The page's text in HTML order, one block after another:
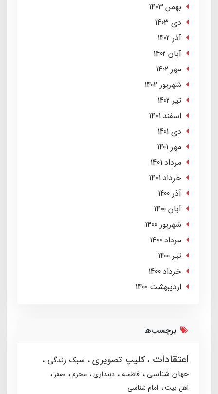
بهمن 1403
دی 1403
آذر 1402
آبان 1402
مهر 1402
شهریور 1402
تير 1402
اسفند 1401
دی 1401
مهر 1401
مرداد 1401
خرداد 1401
آذر 1400
آبان 1400
شهریور 1400
مرداد 1400
تير 1400
خرداد 1400
ارديبهشت 1400
برچسب‌ها
اعتقادات کلیپ تصویری
سبک زندگی
جهان شناسی
فاطمیه دینداری محرم
صفر
اهل بیت
امام شناسی